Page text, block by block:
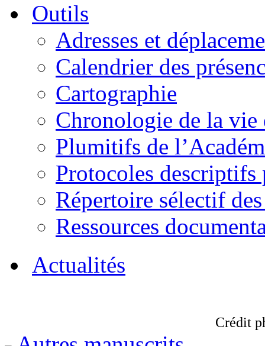
Outils
Adresses et
Calendrier des
Cartographie
Chronologie de la vie
Plumitifs de
Protocoles descriptifs
Répertoire sélectif
Ressources
Actualités
Crédit